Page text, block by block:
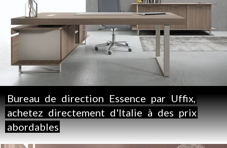
Bureau de direction Essence par Uffix,
achetez directement d'Italie à des prix
abordables